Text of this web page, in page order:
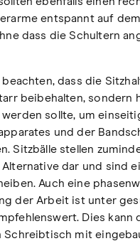
entspannt auf
dass die Schultern
beachten, dass die
beibehalten, sondern
sollte, um
und der
Sitzbälle stellen
Alternative dar und sind
Auch eine
der Arbeit ist unter
Dies kann
Schreibtisch mit